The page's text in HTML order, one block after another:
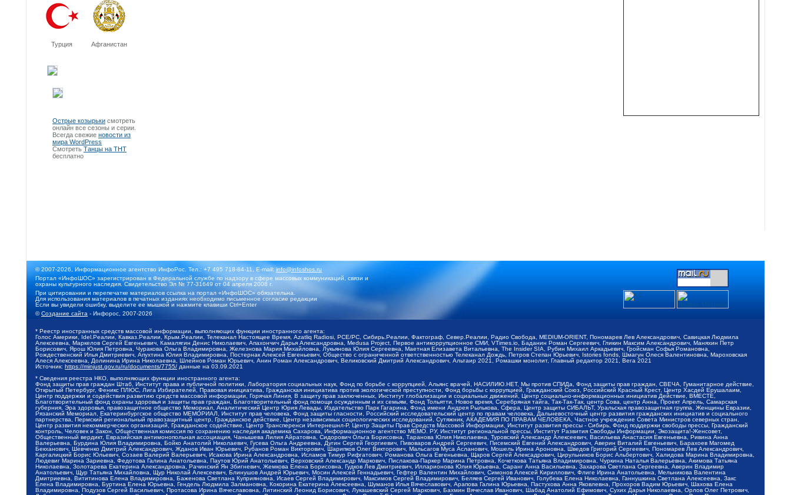
Турция Афганистан
Острые козырьки смотреть
онлайн все сезоны и серии.
Всегда свежие новости из
мира WordPress
Смотреть Танцы на ТНТ
бесплатно
© 2007-2026, Информационное агентство ИнфоРос. Тел.: +7 495 718-84-11, E-mail:info@infoshos.ru
Портал «ИнфоШОС» зарегистрирован в Федеральной службе по надзору в сфере массовых коммуникаций, связи и
охраны культурного наследия. Свидетельство Эл № 77-31649 от 04 апреля 2008 г.
При цитировании и перепечатке материалов ссылка на портал «ИнфоШОС» обязательна.
Для использования материалов в печатных изданиях необходимо письменное согласие редакции
Если вы увидели ошибку, выделите ее мышкой и нажмите клавиши Ctrl+Enter
©Создание сайта - Инфорос, 2007-2026
* Реестр иностранных средств массовой информации, выполняющих функции иностранного агента:
Голос Америки, Idel.Реалии, Кавказ.Реалии, Крым.Реалии, Телеканал Настоящее Время, Azatliq Radiosi, PCE/PC, Сибирь.Реалии, Фактограф, Север.Реалии, Радио Свобода, MEDIUM-ORIENT, Пономарев Лев Александрович, Савицкая Людмила
Алексеевна, Маркелов Сергей Евгеньевич, Камалягин Денис Николаевич, Апахончич Дарья Александровна, Medusa Project, Первое антикоррупционное СМИ, VTimes.io, Баданин Роман Сергеевич, Гликин Максим Александрович, Маняхин Петр
Борисович, Ярош Юлия Петровна, Чуракова Ольга Владимировна, Железнова Мария Михайловна, Лукьянова Юлия Сергеевна, Маетная Елизавета Витальевна, The Insider SIA, Рубин Михаил Аркадьевич, Гройсман Софья Романовна,
Рождественский Илья Дмитриевич, Апухтина Юлия Владимировна, Постернак Алексей Евгеньевич, Общество с ограниченной ответственностью Телеканал Дождь, Петров Степан Юрьевич, Istories fonds, Шмагун Олеся Валентиновна, Мароховская
Алеся Алексеевна, Долинина Ирина Николаевна, Шлейнов Роман Юрьевич, Анин Роман Александрович, Великовский Дмитрий Александрович, Альтаир 2021, Ромашки монолит, Главный редактор 2021, Вега 2021
Источник: https://minjust.gov.ru/ru/documents/7755/ данные на 03.09.2021
* Сведения реестра НКО, выполняющих функции иностранного агента:
Фонд защиты прав граждан Штаб, Институт права и публичной политики, Лаборатория социальных наук, Фонд по борьбе с коррупцией, Альянс врачей, НАСИЛИЮ.НЕТ, Мы против СПИДа, Фонд защиты прав граждан, СВЕЧА, Гуманитарное действие,
Открытый Петербург, Феникс ПЛЮС, Лига Избирателей, Правовая инициатива, Гражданская инициатива против экологической преступности, Фонд борьбы с коррупцией, Гражданский Союз, Российский Красный Крест, Центр Хасдей Ерушалаим,
Центр поддержки и содействия развитию средств массовой информации, Горячая Линия, В защиту прав заключенных, Институт глобализации и социальных движений, Центр социально-информационных инициатив Действие, ВМЕСТЕ,
Благотворительный фонд охраны здоровья и защиты прав граждан, Благотворительный фонд помощи осужденным и их семьям, Фонд Тольятти, Новое время, Серебряная тайга, Так-Так-Так, центр Сова, центр Анна, Проект Апрель, Самарская
губерния, Эра здоровья, правозащитное общество Мемориал, Аналитический Центр Юрия Левады, Издательство Парк Гагарина, Фонд имени Андрея Рылькова, Сфера, Центр защиты СИБАЛЬТ, Уральская правозащитная группа, Женщины Евразии,
Рязанский Мемориал, Екатеринбургское общество МЕМОРИАЛ, Институт прав человека, Фонд защиты гласности, Российский исследовательский центр по правам человека, Дальневосточный центр развития гражданских инициатив и социального
партнерства, Пермский региональный правозащитный центр, Гражданское действие, Центр независимых социологических исследований, Сутяжник, АКАДЕМИЯ ПО ПРАВАМ ЧЕЛОВЕКА, Частное учреждение Совета Министров северных стран,
Центр развития некоммерческих организаций, Гражданское содействие, Центр Трансперенси Интернешнл-Р, Центр Защиты Прав Средств Массовой Информации, Институт развития прессы - Сибирь, Фонд поддержки свободы прессы, Гражданский
контроль, Человек и Закон, Общественная комиссия по сохранению наследия академика Сахарова, Информационное агентство МЕМО. РУ, Институт региональной прессы, Институт Развития Свободы Информации, Экозащита!-Женсовет,
Общественный вердикт, Евразийская антимонопольная ассоциация, Чанышева Лилия Айратовна, Сидорович Ольга Борисовна, Таранова Юлия Николаевна, Туровский Александр Алексеевич, Васильева Анастасия Евгеньевна, Ривина Анна
Валерьевна, Бурдина Юлия Владимировна, Бойко Анатолий Николаевич, Гусева Ольга Андреевна, Дугин Сергей Георгиевич, Пивоваров Андрей Сергеевич, Писемский Евгений Александрович, Аверин Виталий Евгеньевич, Барахоев Магомед
Бекханович, Шевченко Дмитрий Александрович, Жданов Иван Юрьевич, Рубанов Роман Викторович, Шарипков Олег Викторович, Мальсагов Муса Асланович, Мошель Ирина Ароновна, Шведов Григорий Сергеевич, Пономарев Лев Александрович,
Каргалицкий Борис Юльевич, Созаев Валерий Валерьевич, Исакова Ирина Александровна, Исламов Тимур Рифгатович, Романова Ольга Евгеньевна, Щаров Сергей Алексадрович, Цирульников Борис Альбертович, Халидова Марина Владимировна,
Людевиг Марина Зариевна, Федотова Галина Анатольевна, Паутов Юрий Анатольевич, Верховский Александр Маркович, Пислакова-Паркер Марина Петровна, Кочеткова Татьяна Владимировна, Чуркина Наталья Валерьевна, Акимова Татьяна
Николаевна, Золотарева Екатерина Александровна, Рачинский Ян Збигневич, Жемкова Елена Борисовна, Гудков Лев Дмитриевич, Илларионова Юлия Юрьевна, Саранг Анна Васильевна, Захарова Светлана Сергеевна, Аверин Владимир
Анатольевич, Щур Татьяна Михайловна, Щур Николай Алексеевич, Блинушов Андрей Юрьевич, Мосин Алексей Геннадьевич, Гефтер Валентин Михайлович, Симонов Алексей Кириллович, Флиге Ирина Анатольевна, Мельникова Валентина
Дмитриевна, Вититинова Елена Владимировна, Баженова Светлана Куприяновна, Исаев Сергей Владимирович, Максимов Сергей Владимирович, Беляев Сергей Иванович, Голубева Елена Николаевна, Ганнушкина Светлана Алексеевна, Закс
Елена Владимировна, Буртина Елена Юрьевна, Гендель Людмила Залмановна, Кокорина Екатерина Алексеевна, Шуманов Илья Вячеславович, Арапова Галина Юрьевна, Пастухова Анна Яковлевна, Прохоров Вадим Юрьевич, Шахова Елена
Владимировна, Подузов Сергей Васильевич, Протасова Ирина Вячеславовна, Литинский Леонид Борисович, Лукашевский Сергей Маркович, Бахмин Вячеслав Иванович, Шабад Анатолий Ефимович, Сухих Дарья Николаевна, Орлов Олег Петрович,